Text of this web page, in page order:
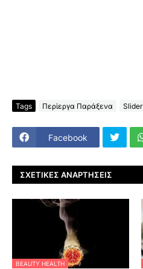
Tags Περίεργα Παράξενα Slider
Facebook
ΣΧΕΤΙΚΈΣ ΑΝΑΡΤΉΣΕΙΣ
BEAUTY HEALTH